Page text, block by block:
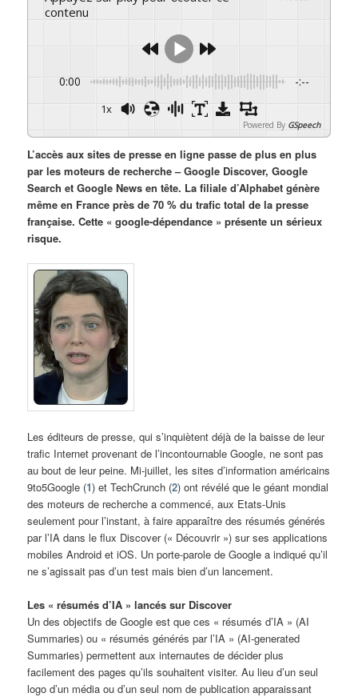
contenu
0:00 -:--
1x
Powered By GSpeech
L’accès aux sites de presse en ligne passe de plus en plus
par les moteurs de recherche – Google Discover, Google
Search et Google News en tête. La filiale d’Alphabet génère
même en France près de 70 % du trafic total de la presse
française. Cette « google-dépendance » présente un sérieux
risque.
Les éditeurs de presse, qui s’inquiètent déjà de la baisse de leur
trafic Internet provenant de l’incontournable Google, ne sont pas
au bout de leur peine. Mi-juillet, les sites d’information américains
9to5Google (1) et TechCrunch (2) ont révélé que le géant mondial
des moteurs de recherche a commencé, aux Etats-Unis
seulement pour l’instant, à faire apparaître des résumés générés
par l’IA dans le flux Discover (« Découvrir ») sur ses applications
mobiles Android et iOS. Un porte-parole de Google a indiqué qu’il
ne s’agissait pas d’un test mais bien d’un lancement.
Les « résumés d’IA » lancés sur Discover
Un des objectifs de Google est que ces « résumés d’IA » (AI
Summaries) ou « résumés générés par l’IA » (AI-generated
Summaries) permettent aux internautes de décider plus
facilement des pages qu’ils souhaitent visiter. Au lieu d’un seul
logo d’un média ou d’un seul nom de publication apparaissant